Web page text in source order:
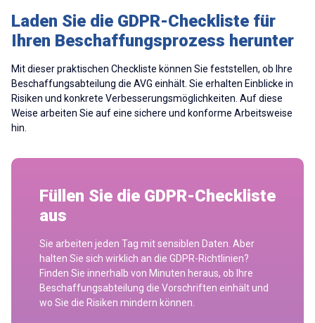
Laden Sie die GDPR-Checkliste für
Ihren Beschaffungsprozess herunter
Mit dieser praktischen Checkliste können Sie feststellen, ob Ihre
Beschaffungsabteilung die AVG einhält. Sie erhalten Einblicke in
Risiken und konkrete Verbesserungsmöglichkeiten. Auf diese
Weise arbeiten Sie auf eine sichere und konforme Arbeitsweise
hin.
Füllen Sie die GDPR-Checkliste
aus
Sie arbeiten jeden Tag mit sensiblen Daten. Aber
halten Sie sich wirklich an die GDPR-Richtlinien?
Finden Sie innerhalb von Minuten heraus, ob Ihre
Beschaffungsabteilung die Vorschriften einhält und
wo Sie die Risiken mindern können.